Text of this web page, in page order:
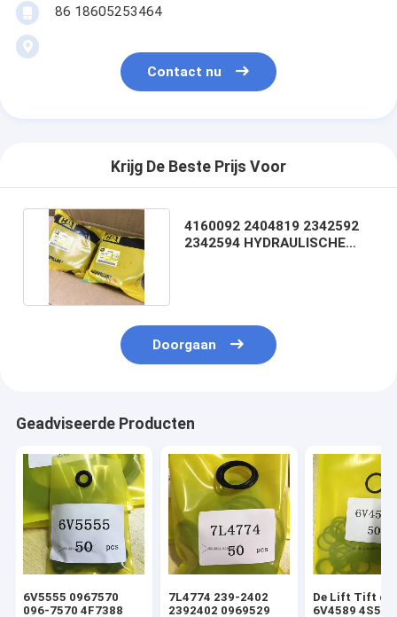
86 18605253464
Contact nu
Krijg De Beste Prijs Voor
4160092 2404819 2342592
2342594 HYDRAULISCHE
Doorgaan
Geadviseerde Producten
6V5555 0967570
096-7570 4F7388
7L4774 239-2402
2392402 0969529
De Lift Tift die
6V4589